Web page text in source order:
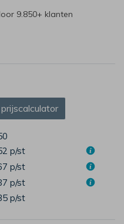
9.850+ klanten
p/st
p/st
p/st
p/st